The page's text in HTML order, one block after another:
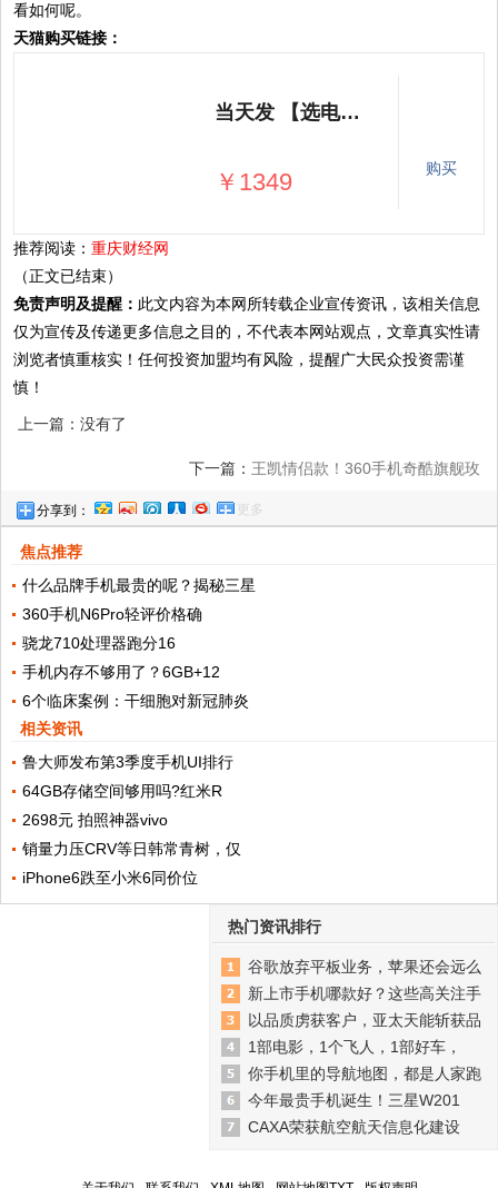
看如何呢。
天猫购买链接：
当天发 【选电源/手柄】Meizu/魅族 PRO 7全网通智能手机pro7plus
￥1349 购买
推荐阅读：重庆财经网
（正文已结束）
免责声明及提醒： 此文内容为本网所转载企业宣传资讯，该相关信息
仅为宣传及传递更多信息之目的，不代表本网站观点，文章真实性请
浏览者慎重核实！任何投资加盟均有风险，提醒广大民众投资需谨
慎！
上一篇：没有了
下一篇： 王凯情侣款！360手机奇酷旗舰玫
分享到： 更多
焦点推荐
什么品牌手机最贵的呢？揭秘三星
360手机N6Pro轻评价格确
骁龙710处理器跑分16
手机内存不够用了？6GB+12
6个临床案例：干细胞对新冠肺炎
相关资讯
鲁大师发布第3季度手机UI排行
64GB存储空间够用吗?红米R
2698元 拍照神器vivo
销量力压CRV等日韩常青树，仅
iPhone6跌至小米6同价位
热门资讯排行
谷歌放弃平板业务，苹果还会远么
新上市手机哪款好？这些高关注手
以品质虏获客户，亚太天能斩获品
1部电影，1个飞人，1部好车，
你手机里的导航地图，都是人家跑
今年最贵手机诞生！三星W201
CAXA荣获航空航天信息化建设